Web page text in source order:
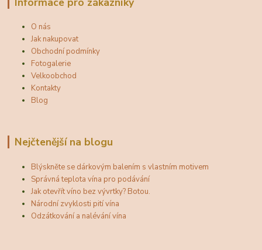
O nás
Jak nakupovat
Obchodní podmínky
Fotogalerie
Velkoobchod
Kontakty
Blog
Nejčtenější na blogu
Blýskněte se dárkovým balením s vlastním motivem
Správná teplota vína pro podávání
Jak otevřít víno bez vývrtky? Botou.
Národní zvyklosti pití vína
Odzátkování a nalévání vína